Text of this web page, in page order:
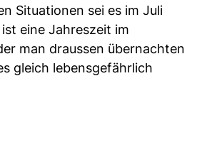
Situationen sei es im Juli
eine Jahreszeit im
man draussen übernachten
gleich lebensgefährlich